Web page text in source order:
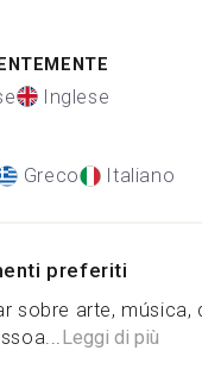
Inglese
Greco Italiano
preferiti
sobre arte, música,
Leggi di più